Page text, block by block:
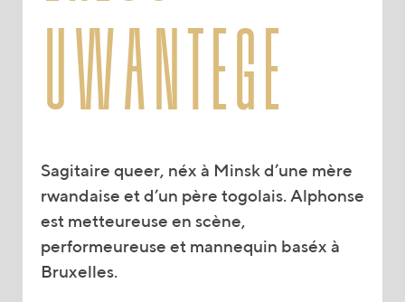
uwantege
Sagitaire queer, néx à Minsk d’une mère
rwandaise et d’un père togolais. Alphonse
est metteureuse en scène,
performeureuse et mannequin baséx à
Bruxelles.